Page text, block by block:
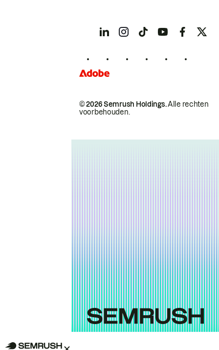
© 2026 Semrush Holdings.Alle rechten
voorbehouden.